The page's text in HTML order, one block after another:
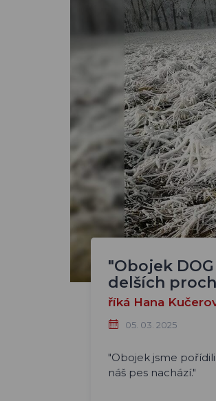
"Obojek
delších
říká Hana
05. 03. 2025
"Obojek jsme
náš pes nachází."